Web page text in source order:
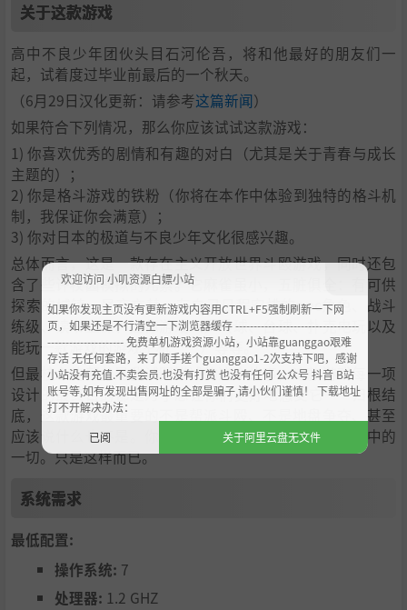
关于这款游戏
高中不良少年团伙头目石河伦吾，将和他最好的朋友们一
起，试着度过毕业前最后的一个秋天。
（6月29日汉化更新：请参考这篇新闻）
如果符合下列情况，那么你应该试试这款游戏：
1) 你喜欢优秀的剧情和有趣的对白（尤其是关于青春与成长
主题的）；
2) 你是格斗游戏的铁粉（你将在本作中体验到独特的格斗机
制，我保证你会满意）；
3) 你对日本的极道与不良少年文化很感兴趣。
总体而言，这是一款存在主义开放世界斗殴游戏，同时还包
含了些许校园模拟的元素。它麻雀虽小，五脏俱全：有可供
探索的城镇、昼夜交替、有自己日程安排的npc角色、战斗
练级、读书上课、迷你游戏（乒乓球、台球、扑克电玩以及
能玩一款游戏的游戏主机……）等等。
但最核心的部分是我试图讲述的这个故事，这款游戏每一项
设计的最终目的都是为了想让你们更好地感受它——归根结
底，这款游戏最重要的不是帮派斗殴、不是地盘争夺、甚至
应该说什么也不是。你只是生活在那个世界里，感受其中的
一切。只是这样而已。
系统需求
最低配置:
操作系统: 7
处理器: 1.2 GHZ
欢迎访问 小叽资源白嫖小站
如果你发现主页没有更新游戏内容用CTRL+F5强制刷新一下网
页，如果还是不行清空一下浏览器缓存 ----------------------------------
--------------------- 免费单机游戏资源小站，小站靠guanggao艰难
存活 无任何套路，来了顺手搓个guanggao1-2次支持下吧，感谢
小站没有充值.不卖会员.也没有打赏 也没有任何 公众号 抖音 B站
账号等,如有发现出售网址的全部是骗子,请小伙们谨慎！ 下载地址
打不开解决办法：
已阅
关于阿里云盘无文件